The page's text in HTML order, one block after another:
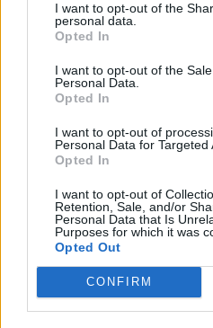
I want to opt-out of the
personal data.
Opted In
I want to opt-out of the
Personal Data.
Opted In
I want to opt-out of
Personal Data for Targeted
Opted In
I want to opt-out of
Retention, Sale, and/or
Personal Data that Is
Purposes for which it was
Opted Out
CONFIRM
Effectiviteit
Ik ben deze pil 4 maanden
slikken om mijn hormonale
16 en wilde er graag vanaf.
misselijk en had ik last van
ging dit weg. Hierna merkte
huid en ik had ook geen last
huisarts vertelde mij ook dat
meer...]
geef mening